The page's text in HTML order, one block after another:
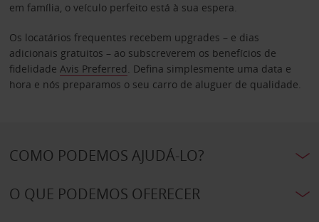
em família, o veículo perfeito está à sua espera.
Os locatários frequentes recebem upgrades – e dias
adicionais gratuitos – ao subscreverem os benefícios de
fidelidade Avis Preferred. Defina simplesmente uma data e
hora e nós preparamos o seu carro de aluguer de qualidade.
COMO PODEMOS AJUDÁ-LO?
O QUE PODEMOS OFERECER